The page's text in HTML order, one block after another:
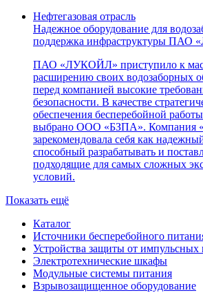
Нефтегазовая отрасль
Надежное оборудование для
поддержка инфраструктуры ПАО
ПАО «ЛУКОЙЛ» приступило к
расширению своих водозаборных
перед компанией высокие
безопасности. В качестве
обеспечения бесперебойной
выбрано ООО «БЗПА». Компания
зарекомендовала себя как
способный разрабатывать и
подходящие для самых сложных
условий.
Показать ещё
Каталог
Источники бесперебойного
Устройства защиты от импульсных
Электротехнические шкафы
Модульные системы питания
Взрывозащищенное оборудование